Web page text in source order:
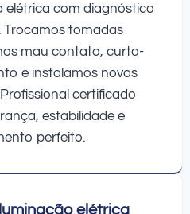
elétrica com diagnóstico
Trocamos tomadas
mau contato, curto-
e instalamos novos
certificado
estabilidade e
perfeito.
elétrica